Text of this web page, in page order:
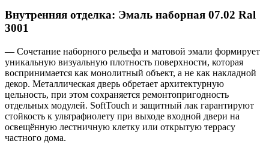
Внутренняя отделка: Эмаль наборная 07.02 Ral
3001
— Сочетание наборного рельефа и матовой эмали формирует
уникальную визуальную плотность поверхности, которая
воспринимается как монолитный объект, а не как накладной
декор. Металлическая дверь обретает архитектурную
цельность, при этом сохраняется ремонтопригодность
отдельных модулей. SoftTouch и защитный лак гарантируют
стойкость к ультрафиолету при выходе входной двери на
освещённую лестничную клетку или открытую террасу
частного дома.